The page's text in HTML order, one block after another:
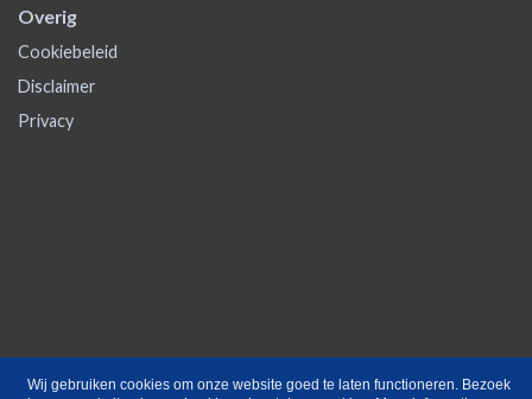
Wij gebruiken cookies om onze website goed te laten functioneren. Bezoek
Overig
Cookiebeleid
Disclaimer
Privacy